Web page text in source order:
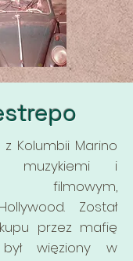
Kolumbii Marino
muzykiemi i
filmowym,
Został
przez mafię
więziony w